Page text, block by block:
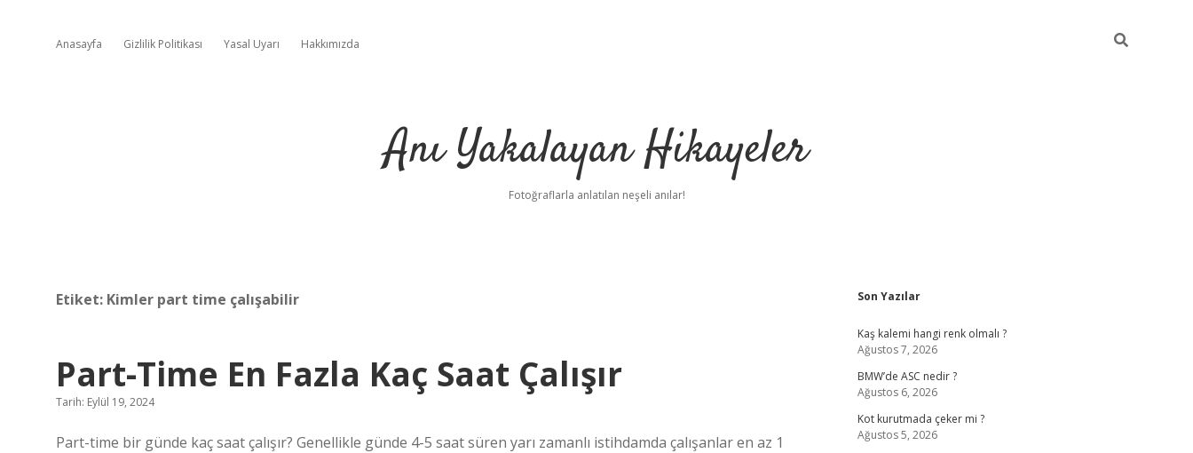
Anasayfa Gizlilik Politikası Yasal Uyarı Hakkımızda
Anı Yakalayan Hikayeler
Fotoğraflarla anlatılan neşeli anılar!
Etiket: Kimler part time çalışabilir
Part-Time En Fazla Kaç Saat Çalışır
Tarih: Eylül 19, 2024
Part-time bir günde kaç saat çalışır? Genellikle günde 4-5 saat süren yarı zamanlı istihdamda çalışanlar en az 1
Sidebar
Son Yazılar
Kaş kalemi hangi renk olmalı ?
Ağustos 7, 2026
BMW’de ASC nedir ?
Ağustos 6, 2026
Kot kurutmada çeker mi ?
Ağustos 5, 2026